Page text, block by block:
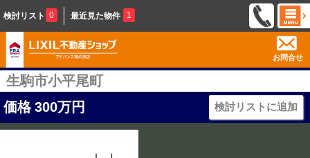
検討リスト 0 最近見た物件 1
お問合せ
生駒市小平尾町
価格 300万円 検討リストに追加